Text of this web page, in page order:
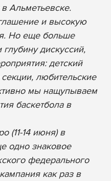
Альметьевске.
и высокую
Но еще больше
глубину дискуссий,
детский
любительские
мы нащупываем
баскетбола в
(11-14 июня) в
одно знаковое
федерального
как раз в